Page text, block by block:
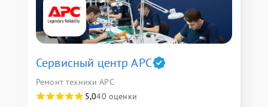
Сервисный центр APC
Ремонт техники APC
5,040 оценки